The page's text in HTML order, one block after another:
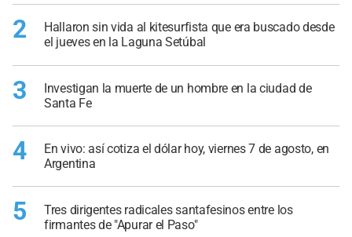
2
Hallaron sin vida al kitesurfista que era buscado desde
el jueves en la Laguna Setúbal
3
Investigan la muerte de un hombre en la ciudad de
Santa Fe
4
En vivo: así cotiza el dólar hoy, viernes 7 de agosto, en
Argentina
5
Tres dirigentes radicales santafesinos entre los
firmantes de "Apurar el Paso"